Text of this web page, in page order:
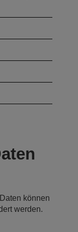
können
werden.